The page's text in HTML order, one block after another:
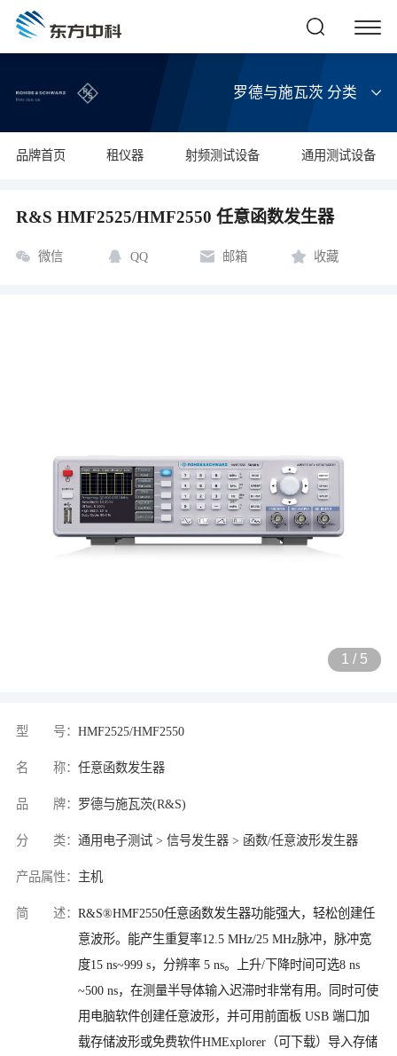
罗德与施瓦茨 分类
品牌首页 租仪器 射频测试设备 通用测试设备
R&S HMF2525/HMF2550 任意函数发生器
微信 QQ 邮箱 收藏
1 / 5
型 号： HMF2525/HMF2550
名 称： 任意函数发生器
品 牌： 罗德与施瓦茨(R&S)
分 类： 通用电子测试 > 信号发生器 > 函数/任意波形发生器
产品属性： 主机
简 述： R&S®HMF2550任意函数发生器功能强大，轻松创建任
意波形。能产生重复率12.5 MHz/25 MHz脉冲，脉冲宽
度15 ns~999 s，分辨率 5 ns。上升/下降时间可选8 ns
~500 ns，在测量半导体输入迟滞时非常有用。同时可使
用电脑软件创建任意波形，并可用前面板 USB 端口加
载存储波形或免费软件HMExplorer（可下载）导入存储